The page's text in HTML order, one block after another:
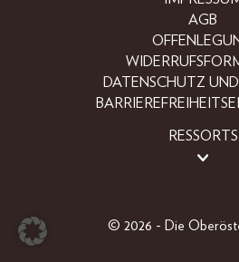
AGB
DATENSCHUTZ
RESSORTS
© 2026 - Die